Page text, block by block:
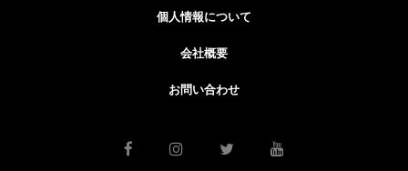
個人情報について
会社概要
お問い合わせ